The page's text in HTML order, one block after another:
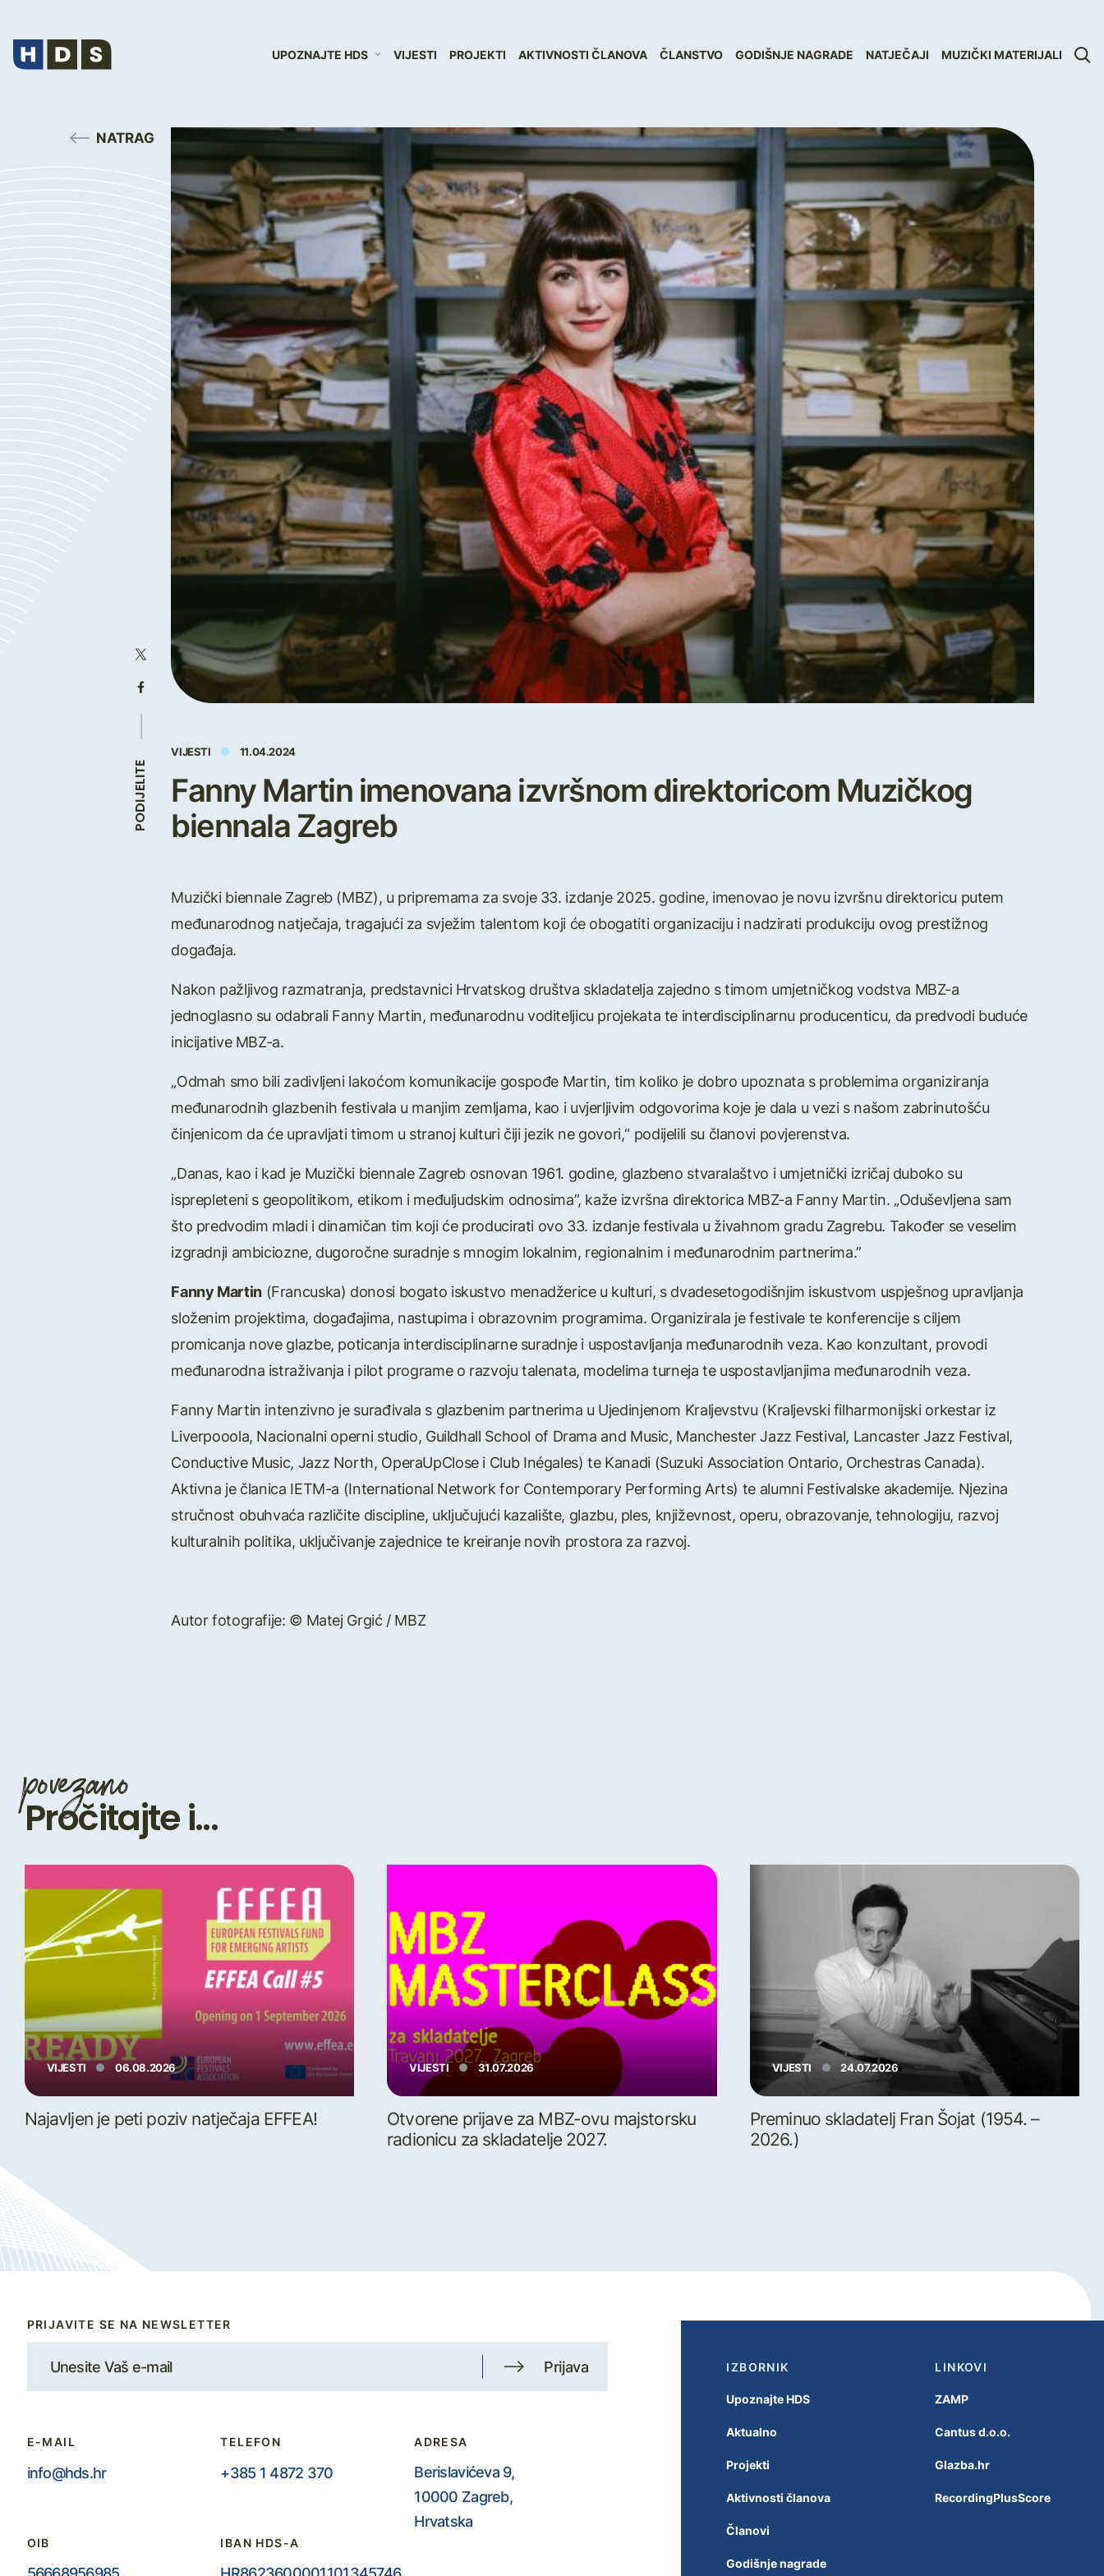
UPOZNAJTE HDS VIJESTI PROJEKTI AKTIVNOSTI ČLANOVA ČLANSTVO GODIŠNJE NAGRADE NATJEČAJI MUZIČKI MATERIJALI
NATRAG
PODIJELITE
VIJESTI 11.04.2024
Fanny Martin imenovana izvršnom direktoricom Muzičkog
biennala Zagreb
Muzički biennale Zagreb (MBZ), u pripremama za svoje 33. izdanje 2025. godine, imenovao je novu izvršnu direktoricu putem
međunarodnog natječaja, tragajući za svježim talentom koji će obogatiti organizaciju i nadzirati produkciju ovog prestižnog
događaja.
Nakon pažljivog razmatranja, predstavnici Hrvatskog društva skladatelja zajedno s timom umjetničkog vodstva MBZ-a
jednoglasno su odabrali Fanny Martin, međunarodnu voditeljicu projekata te interdisciplinarnu producenticu, da predvodi buduće
inicijative MBZ-a.
„Odmah smo bili zadivljeni lakoćom komunikacije gospođe Martin, tim koliko je dobro upoznata s problemima organiziranja
međunarodnih glazbenih festivala u manjim zemljama, kao i uvjerljivim odgovorima koje je dala u vezi s našom zabrinutošću
činjenicom da će upravljati timom u stranoj kulturi čiji jezik ne govori,“ podijelili su članovi povjerenstva.
„Danas, kao i kad je Muzički biennale Zagreb osnovan 1961. godine, glazbeno stvaralaštvo i umjetnički izričaj duboko su
isprepleteni s geopolitikom, etikom i međuljudskim odnosima”, kaže izvršna direktorica MBZ-a Fanny Martin. „Oduševljena sam
što predvodim mladi i dinamičan tim koji će producirati ovo 33. izdanje festivala u živahnom gradu Zagrebu. Također se veselim
izgradnji ambiciozne, dugoročne suradnje s mnogim lokalnim, regionalnim i međunarodnim partnerima.”
Fanny Martin(Francuska) donosi bogato iskustvo menadžerice u kulturi, s dvadesetogodišnjim iskustvom uspješnog upravljanja
složenim projektima, događajima, nastupima i obrazovnim programima. Organizirala je festivale te konferencije s ciljem
promicanja nove glazbe, poticanja interdisciplinarne suradnje i uspostavljanja međunarodnih veza. Kao konzultant, provodi
međunarodna istraživanja i pilot programe o razvoju talenata, modelima turneja te uspostavljanjima međunarodnih veza.
Fanny Martin intenzivno je surađivala s glazbenim partnerima u Ujedinjenom Kraljevstvu (Kraljevski filharmonijski orkestar iz
Liverpooola, Nacionalni operni studio, Guildhall School of Drama and Music, Manchester Jazz Festival, Lancaster Jazz Festival,
Conductive Music, Jazz North, OperaUpClose i Club Inégales) te Kanadi (Suzuki Association Ontario, Orchestras Canada).
Aktivna je članica IETM-a (International Network for Contemporary Performing Arts) te alumni Festivalske akademije. Njezina
stručnost obuhvaća različite discipline, uključujući kazalište, glazbu, ples, književnost, operu, obrazovanje, tehnologiju, razvoj
kulturalnih politika, uključivanje zajednice te kreiranje novih prostora za razvoj.
Autor fotografije: © Matej Grgić / MBZ
povezano
Pročitajte i...
VIJESTI 06.08.2026
Najavljen je peti poziv natječaja EFFEA!
VIJESTI 31.07.2026
Otvorene prijave za MBZ-ovu majstorsku
radionicu za skladatelje 2027.
VIJESTI 24.07.2026
Preminuo skladatelj Fran Šojat (1954. –
2026.)
PRIJAVITE SE NA NEWSLETTER
Prijava
E-MAIL
info@hds.hr
TELEFON
+385 1 4872 370
ADRESA
Berislavićeva 9,
10000 Zagreb,
Hrvatska
OIB IBAN HDS-A
IZBORNIK
Upoznajte HDS
Aktualno
Projekti
Aktivnosti članova
Članovi
Godišnje nagrade
LINKOVI
ZAMP
Cantus d.o.o.
Glazba.hr
RecordingPlusScore